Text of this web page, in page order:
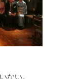
ない。